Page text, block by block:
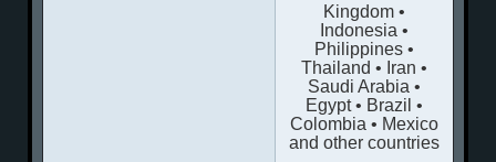
Kingdom •
Indonesia •
Philippines •
Thailand • Iran •
Saudi Arabia •
Egypt • Brazil •
Colombia • Mexico
and other countries